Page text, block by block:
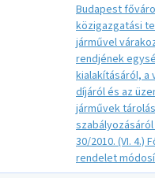
Budapest
közigazgatási
járművel
rendjének
kialakításáról, a
díjáról és az
járművek
30/2010. (VI. 4.)
rendelet